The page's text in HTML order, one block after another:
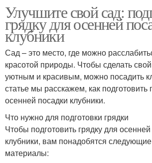
Улучшите свой сад:
грядку для осенней
клубники
Сад – это место, где можно
красотой природы. Чтобы сделать
уютным и красивым, можно посадить
статье мы расскажем, как подготовить
осенней посадки клубники.
Что нужно для подготовки грядки
Чтобы подготовить грядку для
клубники, вам понадобятся
материалы: